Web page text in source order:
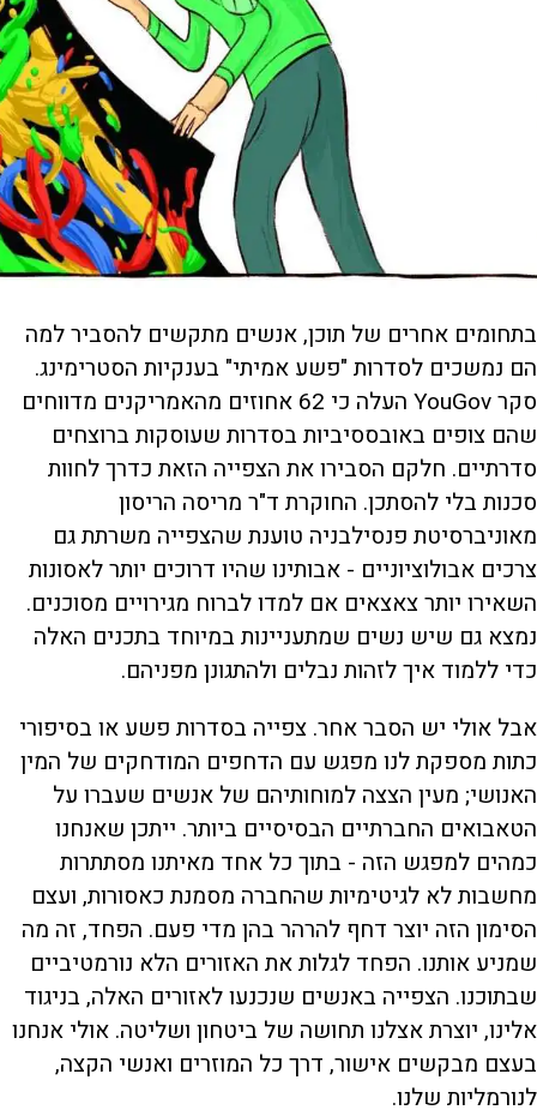
בתחומים אחרים של תוכן, אנשים מתקשים להסביר למה
הם נמשכים לסדרות "פשע אמיתי" בענקיות הסטרימינג.
סקר YouGov העלה כי 62 אחוזים מהאמריקנים מדווחים
שהם צופים באובססיביות בסדרות שעוסקות ברוצחים
סדרתיים. חלקם הסבירו את הצפייה הזאת כדרך לחוות
סכנות בלי להסתכן. החוקרת ד"ר מריסה הריסון
מאוניברסיטת פנסילבניה טוענת שהצפייה משרתת גם
צרכים אבולוציוניים - אבותינו שהיו דרוכים יותר לאסונות
השאירו יותר צאצאים אם למדו לברוח מגירויים מסוכנים.
נמצא גם שיש נשים שמתעניינות במיוחד בתכנים האלה
כדי ללמוד איך לזהות נבלים ולהתגונן מפניהם.
אבל אולי יש הסבר אחר. צפייה בסדרות פשע או בסיפורי
כתות מספקת לנו מפגש עם הדחפים המודחקים של המין
האנושי; מעין הצצה למוחותיהם של אנשים שעברו על
הטאבואים החברתיים הבסיסיים ביותר. ייתכן שאנחנו
כמהים למפגש הזה - בתוך כל אחד מאיתנו מסתתרות
מחשבות לא לגיטימיות שהחברה מסמנת כאסורות, ועצם
הסימון הזה יוצר דחף להרהר בהן מדי פעם. הפחד, זה מה
שמניע אותנו. הפחד לגלות את האזורים הלא נורמטיביים
שבתוכנו. הצפייה באנשים שנכנעו לאזורים האלה, בניגוד
אלינו, יוצרת אצלנו תחושה של ביטחון ושליטה. אולי אנחנו
בעצם מבקשים אישור, דרך כל המוזרים ואנשי הקצה,
לנורמליות שלנו.